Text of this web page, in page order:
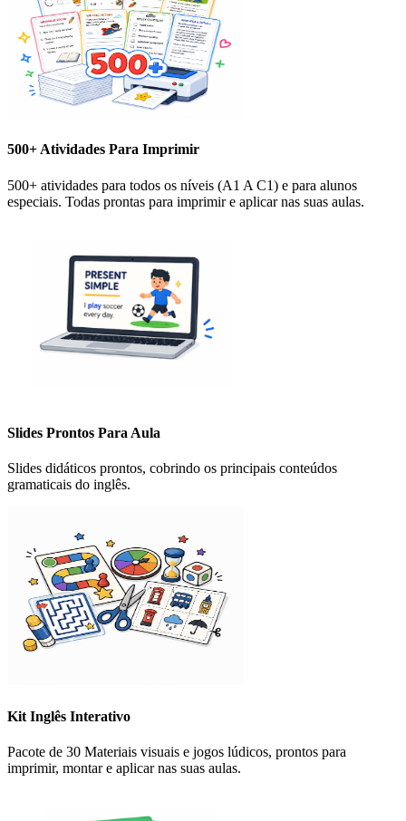
500+ Atividades Para Imprimir
500+ atividades para todos os níveis (A1 A C1) e para alunos
especiais. Todas prontas para imprimir e aplicar nas suas aulas.
Slides Prontos Para Aula
Slides didáticos prontos, cobrindo os principais conteúdos
gramaticais do inglês.
Kit Inglês Interativo
Pacote de 30 Materiais visuais e jogos lúdicos, prontos para
imprimir, montar e aplicar nas suas aulas.